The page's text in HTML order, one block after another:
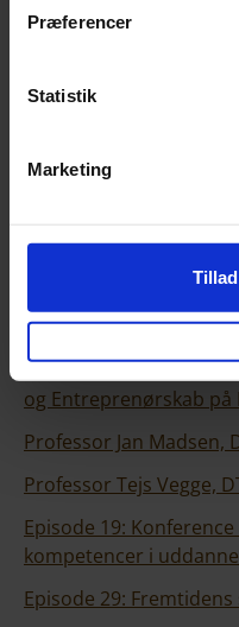
Præferencer
Statistik
Marketing
Vegge, som alle tre
udviklingen af DTU’s
De fortæller både om
er vigtigt med
opbygge undervisning i
Lyt med!
LINKS
Marianne Thellersen,
og Entreprenørskab på
Professor Jan Madsen,
Professor Tejs Vegge,
Episode 19:
kompetencer i
Episode 29: